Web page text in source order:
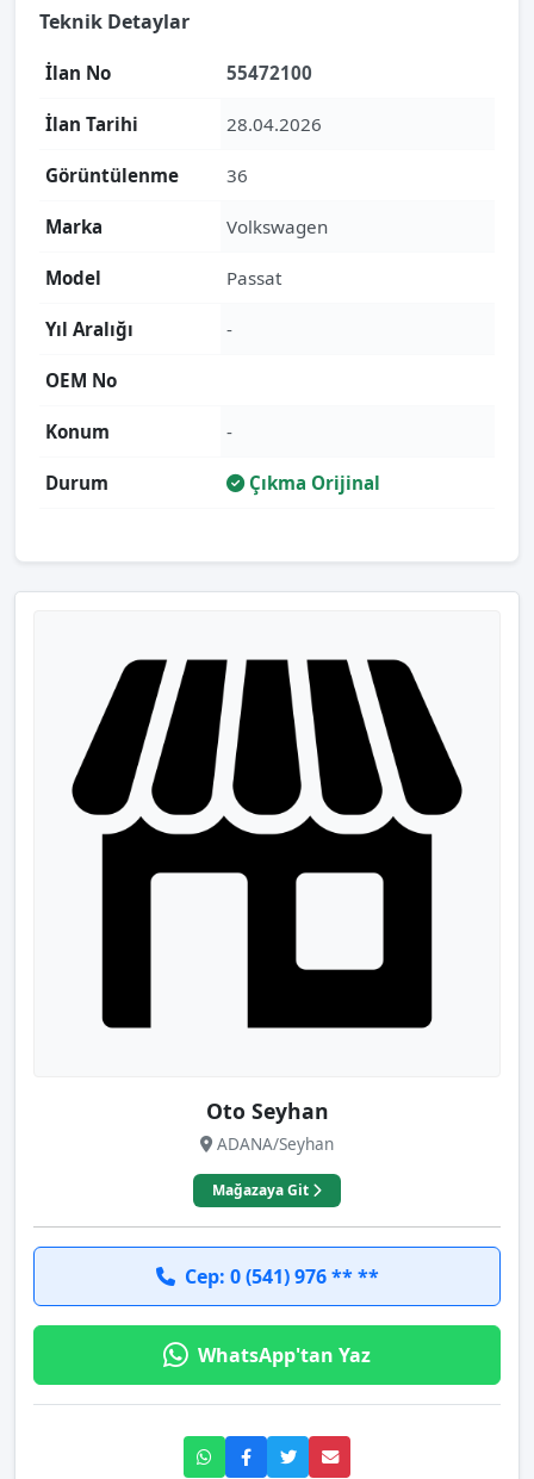
Teknik Detaylar
İlan No 55472100
İlan Tarihi 28.04.2026
Görüntülenme 36
Marka Volkswagen
Model Passat
Yıl Aralığı -
OEM No
Konum -
Durum Çıkma Orijinal
Oto Seyhan
ADANA/Seyhan
Mağazaya Git
Cep: 0 (541) 976 ** **
WhatsApp'tan Yaz